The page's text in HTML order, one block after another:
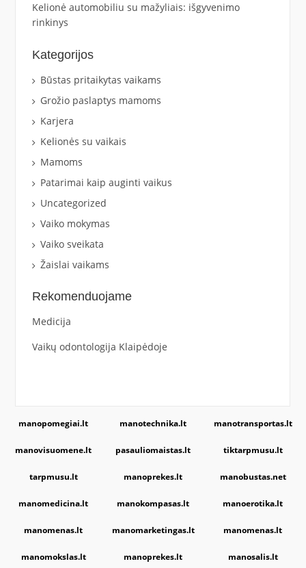
Kelionė automobiliu su mažyliais: išgyvenimo
rinkinys
Kategorijos
Būstas pritaikytas vaikams
Grožio paslaptys mamoms
Karjera
Kelionės su vaikais
Mamoms
Patarimai kaip auginti vaikus
Uncategorized
Vaiko mokymas
Vaiko sveikata
Žaislai vaikams
Rekomenduojame
Medicija
Vaikų odontologija Klaipėdoje
manopomegiai.lt manotechnika.lt manotransportas.lt
manovisuomene.lt pasauliomaistas.lt tiktarpmusu.lt
tarpmusu.lt manoprekes.lt manobustas.net
manomedicina.lt manokompasas.lt manoerotika.lt
manomenas.lt manomarketingas.lt manomenas.lt
manomokslas.lt manoprekes.lt manosalis.lt